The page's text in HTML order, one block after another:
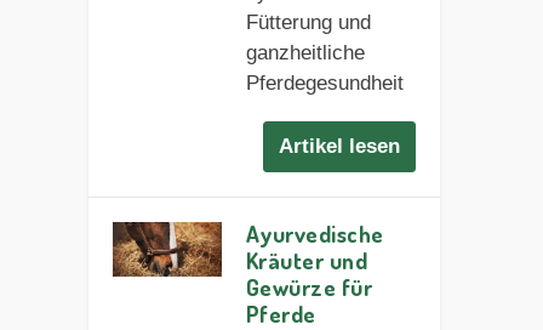
Fütterung und
ganzheitliche
Pferdegesundheit
Artikel lesen
Ayurvedische
Kräuter und
Gewürze für
Pferde